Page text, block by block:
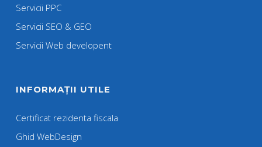
Servicii PPC
Servicii SEO & GEO
Servicii Web developent
INFORMAȚII UTILE
Certificat rezidenta fiscala
Ghid WebDesign